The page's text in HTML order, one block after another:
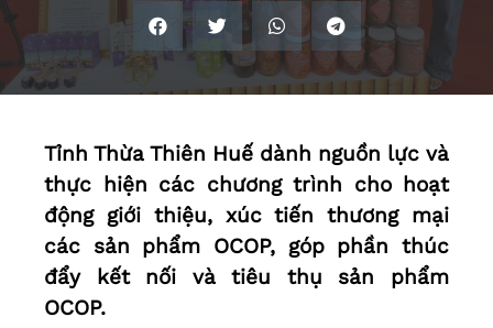
Tỉnh Thừa Thiên Huế dành nguồn lực và
thực hiện các chương trình cho hoạt
động giới thiệu, xúc tiến thương mại
các sản phẩm OCOP, góp phần thúc
đẩy kết nối và tiêu thụ sản phẩm
OCOP.